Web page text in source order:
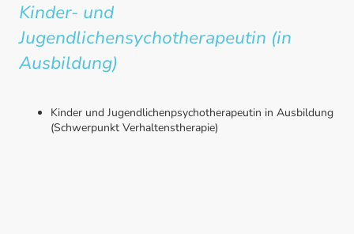
Kinder- und
Jugendlichensychotherapeutin (in
Ausbildung)
Kinder und Jugendlichenpsychotherapeutin in Ausbildung
(Schwerpunkt Verhaltenstherapie)